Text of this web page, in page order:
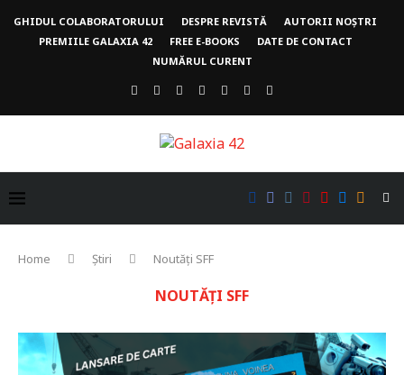
GHIDUL COLABORATORULUI DESPRE REVISTĂ
AUTORII NOȘTRI
PREMIILE GALAXIA 42
FREE E-BOOKS
DATE DE CONTACT
NUMĂRUL CURENT
Home Știri Noutăți SFF
NOUTĂȚI SFF